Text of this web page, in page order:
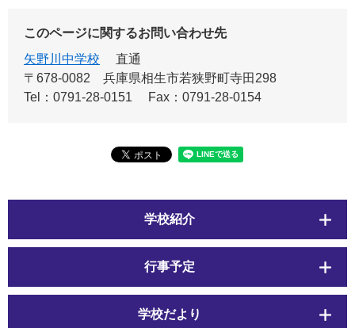
このページに関するお問い合わせ先
矢野川中学校
直通
〒678-0082
兵庫県相生市若狭野町寺田298
Tel：0791-28-0151
Fax：0791-28-0154
学校紹介
行事予定
学校だより